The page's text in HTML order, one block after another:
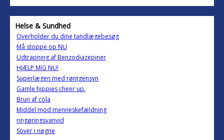
Helse & Sundhed
Overholder du dine tandlægebesøg
Må stoppe op NU
Udtrapning af Benzodiazepiner
HJÆLP MIG NU!
Superlægen med røntgensyn
Gamle hippies cheer up.
Brun af cola
Middel mod menneskefældning
ringøringsvanvid
Sover i nøgne